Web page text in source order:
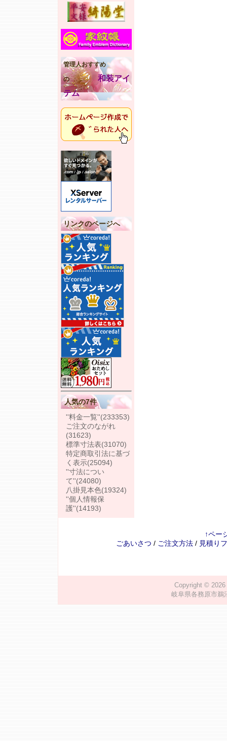
管理人おすすめ
の
和装アイ
テム
リンクのページへ
人気の7件
''料金一覧''(233353)
ご注文のながれ
(31623)
標準寸法表(31070)
特定商取引法に基づ
く表示(25094)
''寸法につい
て''(24080)
八掛見本色(19324)
''個人情報保
護''(14193)
↑ペー
ごあいさつ / ご注文方法 / 見積り
Copyright © 2026
岐阜県各務原市鵜